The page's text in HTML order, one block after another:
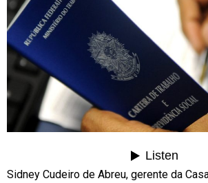
Sidney Cudeiro de Abreu, gerente da